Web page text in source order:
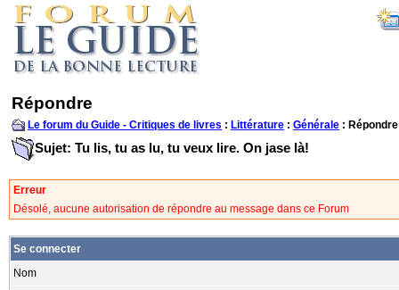
Répondre
Le forum du Guide - Critiques de livres : Littérature : Générale : Répondre
Sujet: Tu lis, tu as lu, tu veux lire. On jase là!
Erreur
Désolé, aucune autorisation de répondre au message dans ce Forum
Se connecter
Nom